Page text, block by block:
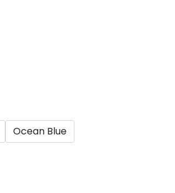
Ocean Blue